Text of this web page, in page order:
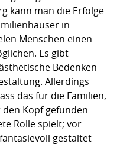
kann man die Erfolge
in
Menschen einen
Es gibt
Bedenken
Allerdings
das für die Familien,
Kopf gefunden
Rolle spielt; vor
gestaltet